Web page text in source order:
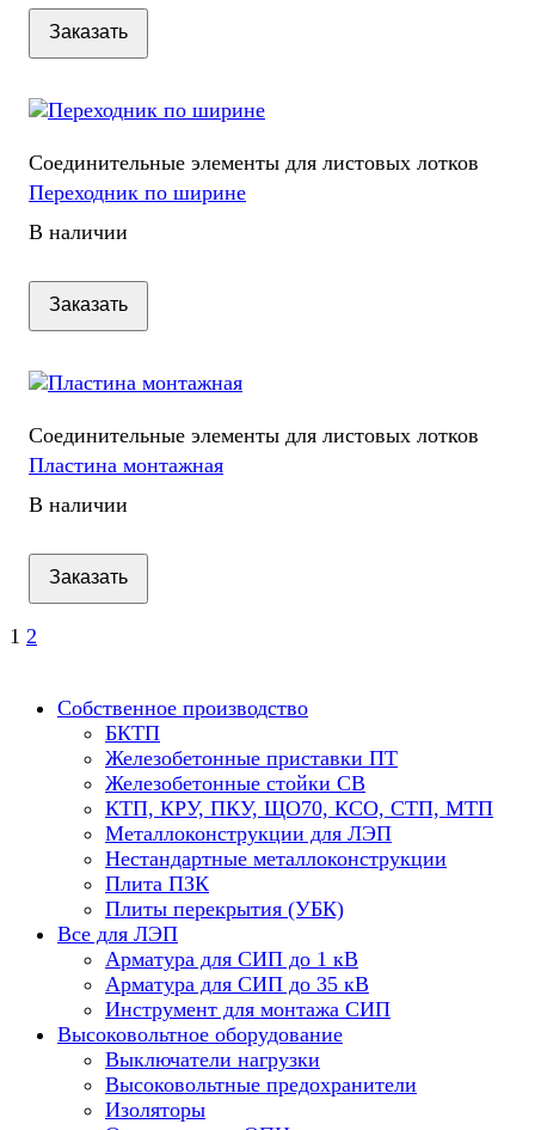
Заказать
Соединительные элементы для листовых лотков
Переходник по ширине
В наличии
Заказать
Соединительные элементы для листовых лотков
Пластина монтажная
В наличии
Заказать
1 2
Собственное производство
БКТП
Железобетонные приставки ПТ
Железобетонные стойки СВ
КТП, КРУ, ПКУ, ЩО70, КСО, СТП, МТП
Металлоконструкции для ЛЭП
Нестандартные металлоконструкции
Плита ПЗК
Плиты перекрытия (УБК)
Все для ЛЭП
Арматура для СИП до 1 кВ
Арматура для СИП до 35 кВ
Инструмент для монтажа СИП
Высоковольтное оборудование
Выключатели нагрузки
Высоковольтные предохранители
Изоляторы